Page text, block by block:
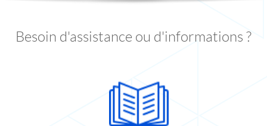
Besoin d'assistance ou d'informations ?